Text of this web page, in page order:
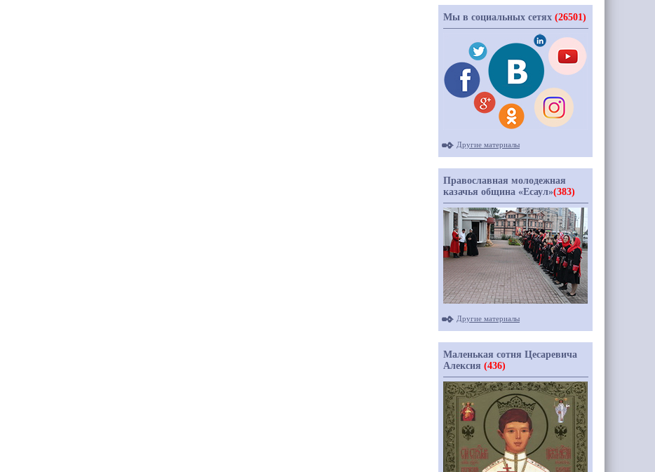
Мы в социальных сетях (26501)
Другие материалы
Православная молодежная
казачья община «Есаул»(383)
Другие материалы
Маленькая сотня Цесаревича
Алексия (436)